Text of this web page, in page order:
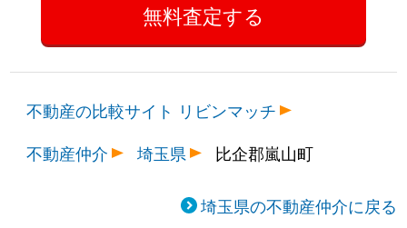
不動産の比較サイト リビンマッチ
不動産仲介
埼玉県 比企郡嵐山町
埼玉県の不動産仲介に戻る